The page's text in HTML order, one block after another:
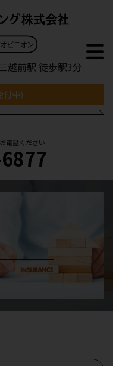
越前駅 徒歩駅3分
付中)
電話ください